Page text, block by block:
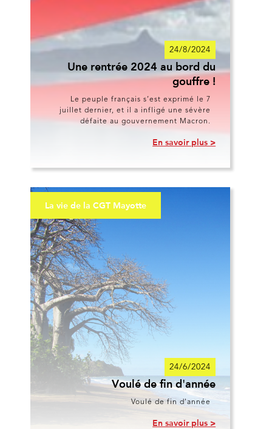
24/8/2024
Une rentrée 2024 au bord du
gouffre !
Le peuple français s’est exprimé le 7
juillet dernier, et il a infligé une sévère
défaite au gouvernement Macron.
En savoir plus >
La vie de la CGT Mayotte
24/6/2024
Voulé de fin d'année
Voulé de fin d'année
En savoir plus >